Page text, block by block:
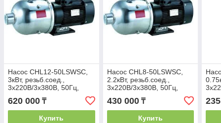
Насос CHL12-50LSWSC,
3кВт, резьб.соед.,
3х220В/3х380В, 50Гц,
нерж, 70 С
620 000 ₸
Купить
Насос CHL8-50LSWSC,
2.2кВт, резьб.соед.,
3х220В/3х380В, 50Гц,
нерж, 70 С
430 000₸
Купить